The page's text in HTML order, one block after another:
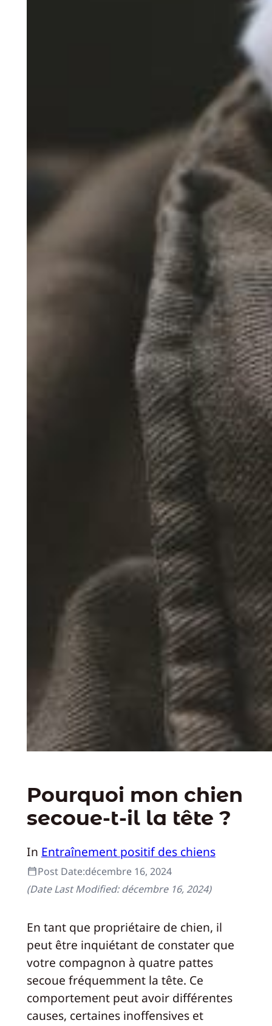
Pourquoi mon chien
secoue-t-il la tête ?
In Entraînement positif des chiens
Post Date:décembre 16, 2024
(Date Last Modified:décembre 16, 2024)
En tant que propriétaire de chien, il
peut être inquiétant de constater que
votre compagnon à quatre pattes
secoue fréquemment la tête. Ce
comportement peut avoir différentes
causes, certaines inoffensives et